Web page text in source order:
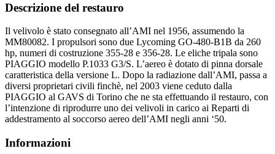
Descrizione del restauro
Il velivolo è stato consegnato all’AMI nel 1956, assumendo la
MM80082. I propulsori sono due Lycoming GO-480-B1B da 260
hp, numeri di costruzione 355-28 e 356-28. Le eliche tripala sono
PIAGGIO modello P.1033 G3/S. L’aereo è dotato di pinna dorsale
caratteristica della versione L. Dopo la radiazione dall’AMI, passa a
diversi proprietari civili finchè, nel 2003 viene ceduto dalla
PIAGGIO al GAVS di Torino che ne sta effettuando il restauro, con
l’intenzione di riprodurre uno dei velivoli in carico ai Reparti di
addestramento al soccorso aereo dell’AMI negli anni ‘50.
Informazioni